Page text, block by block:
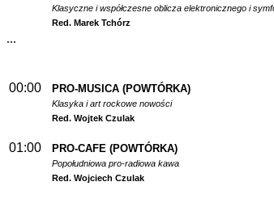
Klasyczne i współczesne oblicza elektronicznego i
Red. Marek Tchórz
...
00:00 PRO-MUSICA (POWTÓRKA)
Klasyka i art rockowe nowości
Red. Wojtek Czulak
01:00 PRO-CAFE (POWTÓRKA)
Popołudniowa pro-radiowa kawa
Red. Wojciech Czulak